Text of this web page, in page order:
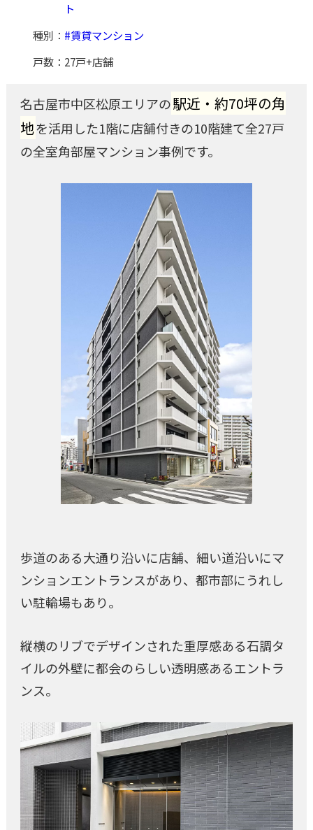
ト
種別
賃貸マンション
戸数
27戸+店舗
名古屋市中区松原エリアの駅近・約70坪の角
地を活用した1階に店舗付きの10階建て全27戸
の全室角部屋マンション事例です。
歩道のある大通り沿いに店舗、細い道沿いにマ
ンションエントランスがあり、都市部にうれし
い駐輪場もあり。
縦横のリブでデザインされた重厚感ある石調タ
イルの外壁に都会のらしい透明感あるエントラ
ンス。